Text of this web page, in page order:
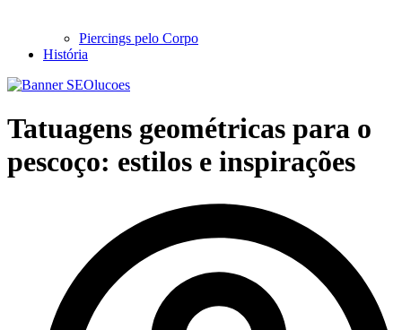
Piercings pelo Corpo
História
Tatuagens geométricas para o
pescoço: estilos e inspirações